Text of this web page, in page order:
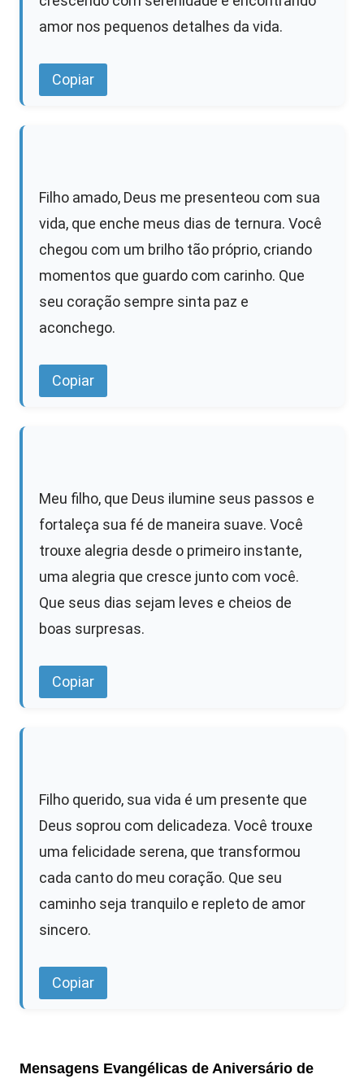
amor nos pequenos detalhes da vida.
Copiar
Filho amado, Deus me presenteou com sua
vida, que enche meus dias de ternura. Você
chegou com um brilho tão próprio, criando
momentos que guardo com carinho. Que
seu coração sempre sinta paz e
aconchego.
Copiar
Meu filho, que Deus ilumine seus passos e
fortaleça sua fé de maneira suave. Você
trouxe alegria desde o primeiro instante,
uma alegria que cresce junto com você.
Que seus dias sejam leves e cheios de
boas surpresas.
Copiar
Filho querido, sua vida é um presente que
Deus soprou com delicadeza. Você trouxe
uma felicidade serena, que transformou
cada canto do meu coração. Que seu
caminho seja tranquilo e repleto de amor
sincero.
Copiar
Mensagens Evangélicas de Aniversário de